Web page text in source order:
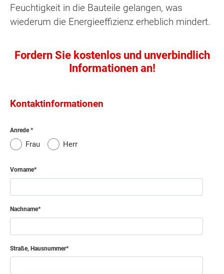
Feuchtigkeit in die Bauteile gelangen, was
wiederum die Energieeffizienz erheblich mindert.
Fordern Sie kostenlos und unverbindlich
Informationen an!
Kontaktinformationen
Anrede
Frau Herr
Vorname
Nachname
Straße, Hausnummer